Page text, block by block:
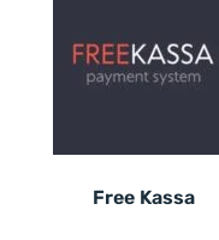
Free Kassa